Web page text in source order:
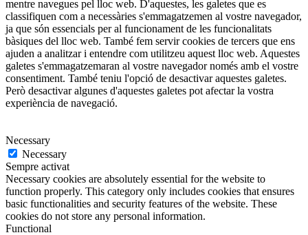
mentre navegues pel lloc web. D'aquestes, les galetes que es
classifiquen com a necessàries s'emmagatzemen al vostre navegador,
ja que són essencials per al funcionament de les funcionalitats
bàsiques del lloc web. També fem servir cookies de tercers que ens
ajuden a analitzar i entendre com utilitzeu aquest lloc web. Aquestes
galetes s'emmagatzemaran al vostre navegador només amb el vostre
consentiment. També teniu l'opció de desactivar aquestes galetes.
Però desactivar algunes d'aquestes galetes pot afectar la vostra
experiència de navegació.
Necessary
Necessary
Sempre activat
Necessary cookies are absolutely essential for the website to
function properly. This category only includes cookies that ensures
basic functionalities and security features of the website. These
cookies do not store any personal information.
Functional